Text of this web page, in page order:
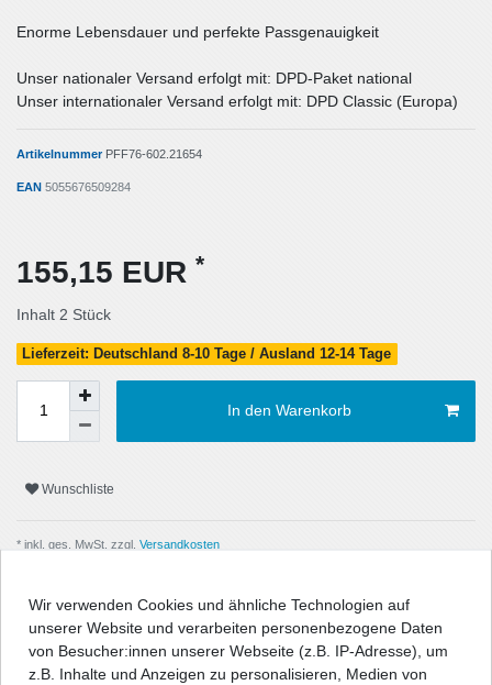
Enorme Lebensdauer und perfekte Passgenauigkeit
Unser nationaler Versand erfolgt mit: DPD-Paket national
Unser internationaler Versand erfolgt mit: DPD Classic (Europa)
Artikelnummer PFF76-602.21654
EAN 5055676509284
155,15 EUR *
Inhalt 2 Stück
Lieferzeit: Deutschland 8-10 Tage / Ausland 12-14 Tage
In den Warenkorb
Wunschliste
* inkl. ges. MwSt. zzgl. Versandkosten
Beschreibung
Wir verwenden Cookies und ähnliche Technologien auf
unserer Website und verarbeiten personenbezogene Daten
von Besucher:innen unserer Webseite (z.B. IP-Adresse), um
z.B. Inhalte und Anzeigen zu personalisieren, Medien von